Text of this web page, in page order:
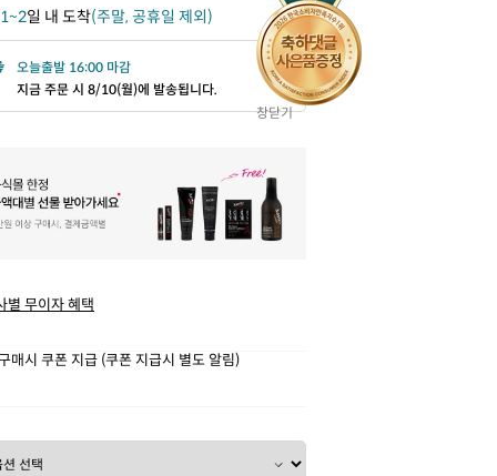
창닫기
1~2일 내 도착(주말, 공휴일 제외)
오늘출발 16:00 마감
지금 주문 시 8/10(월)에 발송됩니다.
별 무이자 혜택
매시 쿠폰 지급 (쿠폰 지급시 별도 알림)